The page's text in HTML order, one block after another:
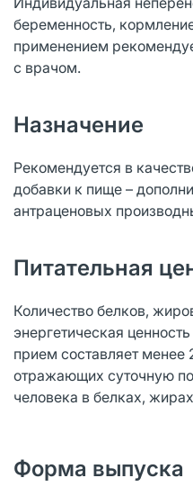
беременность,
применением
с врачом.
Назначение
Рекомендуется в
добавки к пище –
антраценовых
Питательная
Количество белков,
энергетическая
прием составляет менее
отражающих суточную
человека в белках,
Форма выпуска